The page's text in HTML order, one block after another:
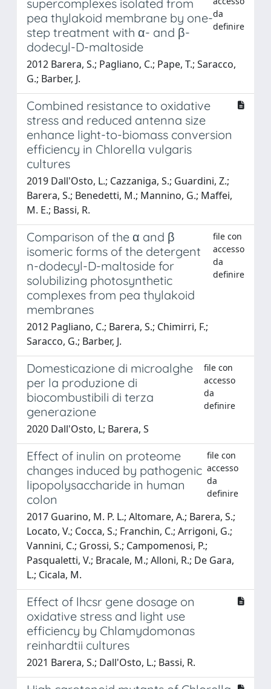
supercomplexes isolated from
pea thylakoid membrane by one-
step treatment with α- and β-
dodecyl-D-maltoside
da
definire
2012 Barera, S.; Pagliano, C.; Pape, T.; Saracco,
G.; Barber, J.
Combined resistance to oxidative
stress and reduced antenna size
enhance light-to-biomass conversion
efficiency in Chlorella vulgaris
cultures
2019 Dall'Osto, L.; Cazzaniga, S.; Guardini, Z.;
Barera, S.; Benedetti, M.; Mannino, G.; Maffei,
M. E.; Bassi, R.
Comparison of the α and β
isomeric forms of the detergent
n-dodecyl-D-maltoside for
solubilizing photosynthetic
complexes from pea thylakoid
membranes
file con
accesso
da
definire
2012 Pagliano, C.; Barera, S.; Chimirri, F.;
Saracco, G.; Barber, J.
Domesticazione di microalghe
per la produzione di
biocombustibili di terza
generazione
file con
accesso
da
definire
2020 Dall'Osto, L; Barera, S
Effect of inulin on proteome
changes induced by pathogenic
lipopolysaccharide in human
colon
file con
accesso
da
definire
2017 Guarino, M. P. L.; Altomare, A.; Barera, S.;
Locato, V.; Cocca, S.; Franchin, C.; Arrigoni, G.;
Vannini, C.; Grossi, S.; Campomenosi, P.;
Pasqualetti, V.; Bracale, M.; Alloni, R.; De Gara,
L.; Cicala, M.
Effect of lhcsr gene dosage on
oxidative stress and light use
efficiency by Chlamydomonas
reinhardtii cultures
2021 Barera, S.; Dall'Osto, L.; Bassi, R.